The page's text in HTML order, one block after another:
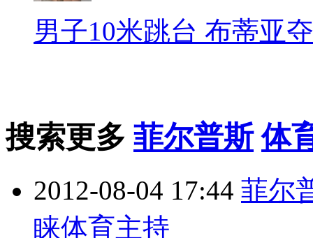
男子10米跳台 布蒂亚
搜索更多 菲尔普斯 体
2012-08-04 17:44 菲尔
睐体育主持